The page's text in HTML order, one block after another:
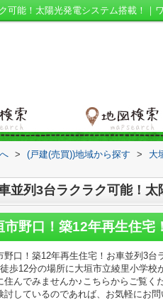
> (戸建(売買))地域から探す > 大
並列3台ラクラク可能！太
野口！築12年再生住宅！お車並列3
歩12分の場所に大垣市立綾里小学
住んでみませんか♪こちらからご覧く
討しているのであれば、お気軽にお